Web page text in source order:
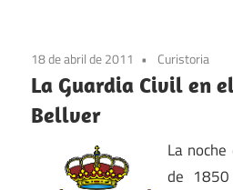
historia
18 de abril de 2011 Curistoria
La Guardia Civil en
Bellver
La
de 1850